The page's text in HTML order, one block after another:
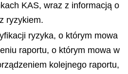
KAS, wraz z informacją o
ryzykiem.
ryzyka, o którym mowa
raportu, o którym mowa w
kolejnego raportu,